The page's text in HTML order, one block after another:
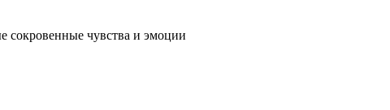
сокровенные чувства и эмоции